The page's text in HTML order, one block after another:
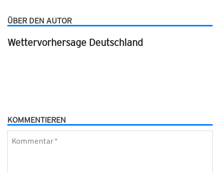
ÜBER DEN AUTOR
Wettervorhersage Deutschland
KOMMENTIEREN